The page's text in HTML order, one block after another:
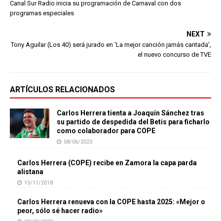
Canal Sur Radio inicia su programación de Carnaval con dos
programas especiales
NEXT
Tony Aguilar (Los 40) será jurado en ‘La mejor canción jamás cantada’,
el nuevo concurso de TVE
ARTÍCULOS RELACIONADOS
Carlos Herrera tienta a Joaquín Sánchez tras
su partido de despedida del Betis para ficharlo
como colaborador para COPE
08/06/2023
Carlos Herrera (COPE) recibe en Zamora la capa parda
alistana
15/11/2018
Carlos Herrera renueva con la COPE hasta 2025: «Mejor o
peor, sólo sé hacer radio»